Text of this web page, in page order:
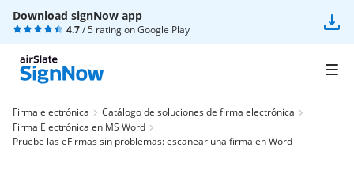
Download signNow app
4.7/ 5 rating onGoogle Play
Firma electrónica
Catálogo de soluciones de firma electrónica
Firma Electrónica en MS Word
Pruebe las eFirmas sin problemas: escanear una firma en Word